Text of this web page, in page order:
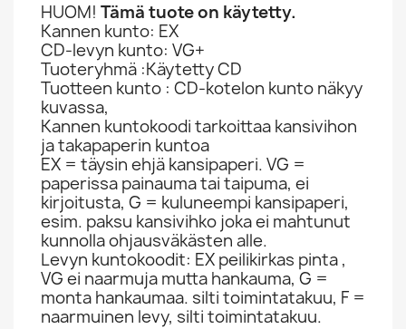
HUOM! Tämä tuote on käytetty.
Kannen kunto: EX
CD-levyn kunto: VG+
Tuoteryhmä :Käytetty CD
Tuotteen kunto : CD-kotelon kunto näkyy
kuvassa,
Kannen kuntokoodi tarkoittaa kansivihon
ja takapaperin kuntoa
EX = täysin ehjä kansipaperi. VG =
paperissa painauma tai taipuma, ei
kirjoitusta, G = kuluneempi kansipaperi,
esim. paksu kansivihko joka ei mahtunut
kunnolla ohjausväkästen alle.
Levyn kuntokoodit: EX peilikirkas pinta ,
VG ei naarmuja mutta hankauma, G =
monta hankaumaa. silti toimintatakuu, F =
naarmuinen levy, silti toimintatakuu.